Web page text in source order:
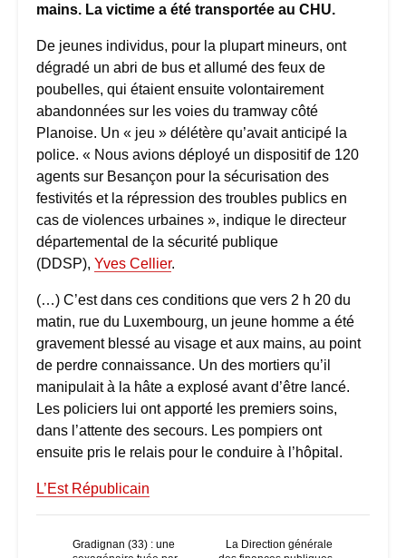
mains. La victime a été transportée au CHU.
De jeunes individus, pour la plupart mineurs, ont
dégradé un abri de bus et allumé des feux de
poubelles, qui étaient ensuite volontairement
abandonnées sur les voies du tramway côté
Planoise. Un « jeu » délétère qu’avait anticipé la
police. « Nous avions déployé un dispositif de 120
agents sur Besançon pour la sécurisation des
festivités et la répression des troubles publics en
cas de violences urbaines », indique le directeur
départemental de la sécurité publique
(DDSP), Yves Cellier.
(…) C’est dans ces conditions que vers 2 h 20 du
matin, rue du Luxembourg, un jeune homme a été
gravement blessé au visage et aux mains, au point
de perdre connaissance. Un des mortiers qu’il
manipulait à la hâte a explosé avant d’être lancé.
Les policiers lui ont apporté les premiers soins,
dans l’attente des secours. Les pompiers ont
ensuite pris le relais pour le conduire à l’hôpital.
L’Est Républicain
Gradignan (33) : une
La Direction générale